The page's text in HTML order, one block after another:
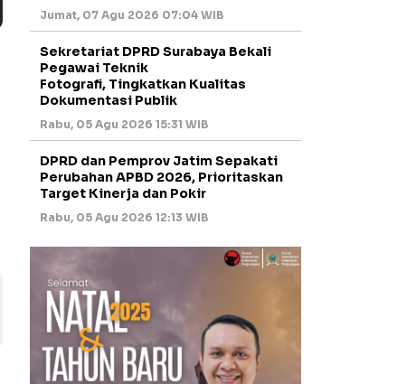
Jumat, 07 Agu 2026 07:04 WIB
Sekretariat DPRD Surabaya Bekali
Pegawai Teknik
Fotografi, Tingkatkan Kualitas
Dokumentasi Publik
Rabu, 05 Agu 2026 15:31 WIB
DPRD dan Pemprov Jatim Sepakati
Perubahan APBD 2026, Prioritaskan
Target Kinerja dan Pokir
Rabu, 05 Agu 2026 12:13 WIB